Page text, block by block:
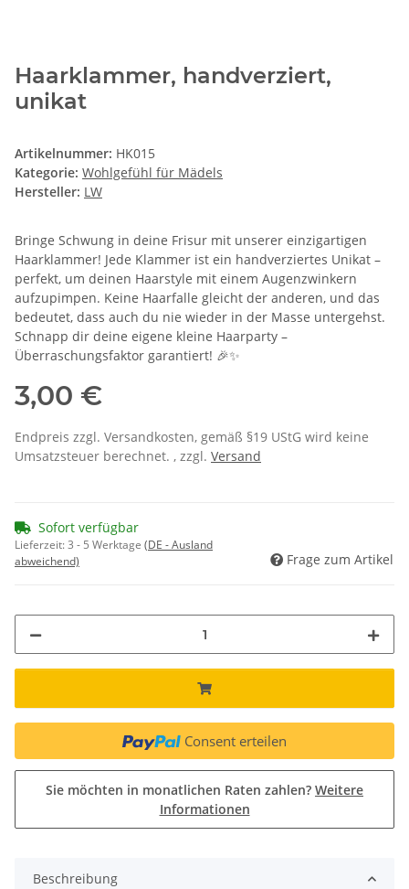
Haarklammer, handverziert,
unikat
Artikelnummer: HK015
Kategorie: Wohlgefühl für Mädels
Hersteller: LW
Bringe Schwung in deine Frisur mit unserer einzigartigen
Haarklammer! Jede Klammer ist ein handverziertes Unikat –
perfekt, um deinen Haarstyle mit einem Augenzwinkern
aufzupimpen. Keine Haarfalle gleicht der anderen, und das
bedeutet, dass auch du nie wieder in der Masse untergehst.
Schnapp dir deine eigene kleine Haarparty –
Überraschungsfaktor garantiert! 🎉✨
3,00 €
Endpreis zzgl. Versandkosten, gemäß §19 UStG wird keine
Umsatzsteuer berechnet. , zzgl. Versand
Sofort verfügbar
Lieferzeit:3 - 5 Werktage (DE - Ausland
abweichend)
Frage zum Artikel
Consent erteilen
Sie möchten in monatlichen Raten zahlen? Weitere
Informationen
Beschreibung